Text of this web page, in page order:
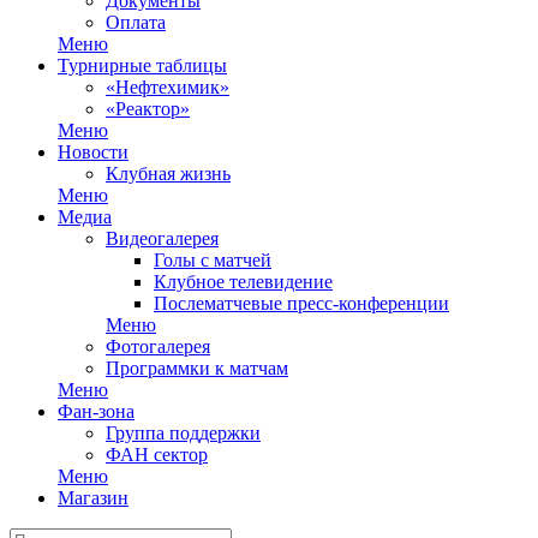
Оплата
Меню
Турнирные таблицы
«Нефтехимик»
«Реактор»
Меню
Новости
Клубная жизнь
Меню
Медиа
Видеогалерея
Голы с матчей
Клубное телевидение
Послематчевые пресс-конференции
Меню
Фотогалерея
Программки к матчам
Меню
Фан-зона
Группа поддержки
ФАН сектор
Меню
Магазин